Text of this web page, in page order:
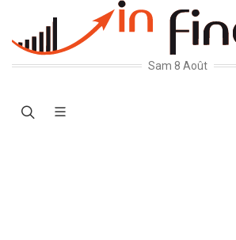
Sam 8 Août